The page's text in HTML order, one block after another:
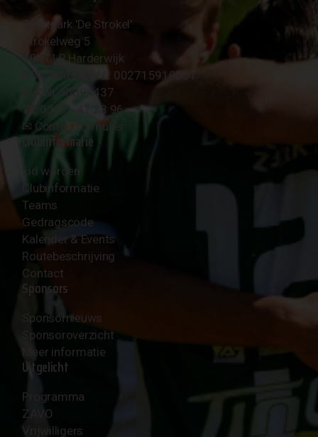
Sportpark 'De Strokel'
Strokelweg 5
3847 LR Harderwijk
BTW Nummer NL 002715910B01
KvK Nr 40094437
☎︎ 0341 - 41 28 96
✉︎ Contactformulier
Clubinformatie
Lid worden
Clubinformatie
Teams
Gedragscode
Kalender & Events
Routebeschrijving
Contact
Sponsors
Sponsornieuws
Sponsoroverzicht
Meer informatie
Uitgelicht
Programma
ZAVO
Vrijwilligers